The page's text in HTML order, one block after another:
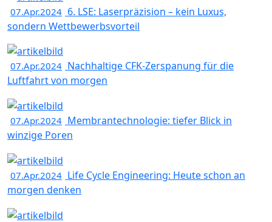
07.Apr.2024 6. LSE: Laserpräzision – kein Luxus,
sondern Wettbewerbsvorteil
07.Apr.2024 Nachhaltige CFK-Zerspanung für die
Luftfahrt von morgen
07.Apr.2024 Membrantechnologie: tiefer Blick in
winzige Poren
07.Apr.2024 Life Cycle Engineering: Heute schon an
morgen denken